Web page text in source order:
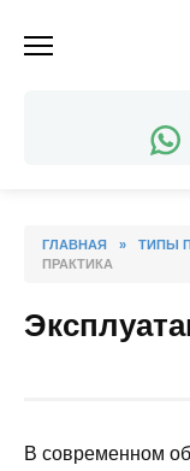
ГЛАВНАЯ » ТИПЫ
ПРАКТИКА
В современном